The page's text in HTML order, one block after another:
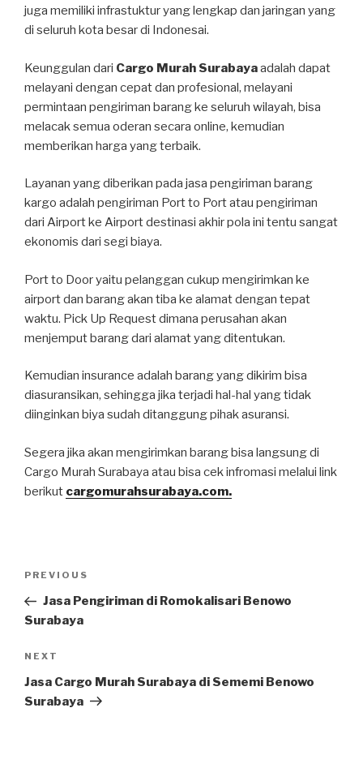
juga memiliki infrastuktur yang lengkap dan jaringan yang
di seluruh kota besar di Indonesai.
Keunggulan dari Cargo Murah Surabayaadalah dapat
melayani dengan cepat dan profesional, melayani
permintaan pengiriman barang ke seluruh wilayah, bisa
melacak semua oderan secara online, kemudian
memberikan harga yang terbaik.
Layanan yang diberikan pada jasa pengiriman barang
kargo adalah pengiriman Port to Port atau pengiriman
dari Airport ke Airport destinasi akhir pola ini tentu sangat
ekonomis dari segi biaya.
Port to Door yaitu pelanggan cukup mengirimkan ke
airport dan barang akan tiba ke alamat dengan tepat
waktu. Pick Up Request dimana perusahan akan
menjemput barang dari alamat yang ditentukan.
Kemudian insurance adalah barang yang dikirim bisa
diasuransikan, sehingga jika terjadi hal-hal yang tidak
diinginkan biya sudah ditanggung pihak asuransi.
Segera jika akan mengirimkan barang bisa langsung di
Cargo Murah Surabaya atau bisa cek infromasi melalui link
berikut cargomurahsurabaya.com.
PREVIOUS
Jasa Pengiriman di Romokalisari Benowo
Surabaya
NEXT
Jasa Cargo Murah Surabaya di Sememi Benowo
Surabaya